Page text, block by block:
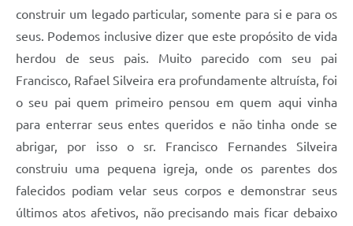
construir um legado particular, somente para si e para os
seus. Podemos inclusive dizer que este propósito de vida
herdou de seus pais. Muito parecido com seu pai
Francisco, Rafael Silveira era profundamente altruísta, foi
o seu pai quem primeiro pensou em quem aqui vinha
para enterrar seus entes queridos e não tinha onde se
abrigar, por isso o sr. Francisco Fernandes Silveira
construiu uma pequena igreja, onde os parentes dos
falecidos podiam velar seus corpos e demonstrar seus
últimos atos afetivos, não precisando mais ficar debaixo